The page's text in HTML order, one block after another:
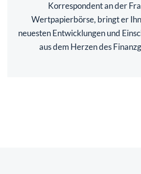
Korrespondent an der
Wertpapierbörse, bringt er
neuesten Entwicklungen und
aus dem Herzen des